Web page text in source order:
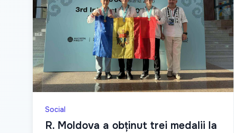
Social
R. Moldova a obținut trei medalii la